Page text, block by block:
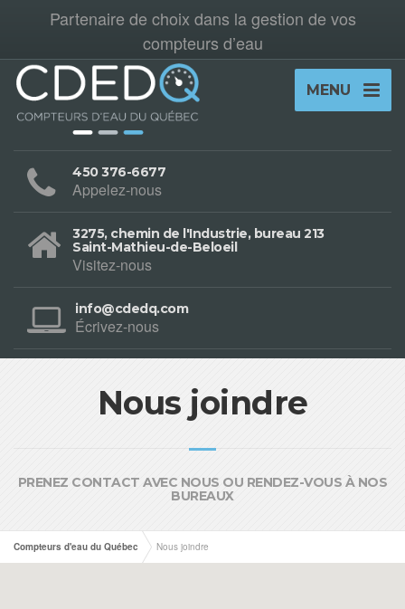
Partenaire de choix dans la gestion de vos
compteurs d’eau
MENU
450 376-6677
Appelez-nous
3275, chemin de l'Industrie, bureau 213
Saint-Mathieu-de-Beloeil
Visitez-nous
info@cdedq.com
Écrivez-nous
Nous joindre
PRENEZ CONTACT AVEC NOUS OU RENDEZ-VOUS À NOS
BUREAUX
Compteurs d'eau du Québec Nous joindre